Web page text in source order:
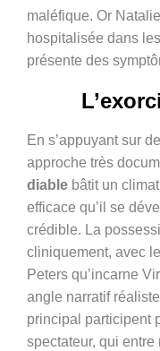
maléfique. Or
hospitalisée dans
présente des
En s’appuyant sur
approche très
diable bâtit un
efficace qu’il se
crédible. La
cliniquement, avec
Peters qu’incarne
angle narratif
principal participent
spectateur, qui